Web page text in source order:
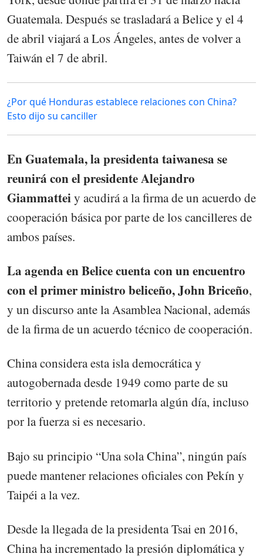
Guatemala. Después se trasladará a Belice y el 4
de abril viajará a Los Ángeles, antes de volver a
Taiwán el 7 de abril.
¿Por qué Honduras establece relaciones con China?
Esto dijo su canciller
En Guatemala, la presidenta taiwanesa se
reunirá con el presidente Alejandro
Giammatteiy acudirá a la firma de un acuerdo de
cooperación básica por parte de los cancilleres de
ambos países.
La agenda en Belice cuenta con un encuentro
con el primer ministro beliceño, John Briceño,
y un discurso ante la Asamblea Nacional, además
de la firma de un acuerdo técnico de cooperación.
China considera esta isla democrática y
autogobernada desde 1949 como parte de su
territorio y pretende retomarla algún día, incluso
por la fuerza si es necesario.
Bajo su principio “Una sola China”, ningún país
puede mantener relaciones oficiales con Pekín y
Taipéi a la vez.
Desde la llegada de la presidenta Tsai en 2016,
China ha incrementado la presión diplomática y